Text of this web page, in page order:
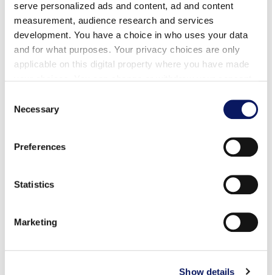
serve personalized ads and content, ad and content
measurement, audience research and services
development. You have a choice in who uses your data
and for what purposes. Your privacy choices are only
applicable on this digital property where you have made
the Privacy trigger icon.
Find out more about how your personal data is processed
and set your preferences in the
We use cookies to personalise content and ads, to
provide social media features and to analyse our traffic.
our social media, advertising and analytics partners who
provided to them or that they’ve collected from your use
Selection
Necessary
Preferences
Statistics
Marketing
Show details
Fotografia di matrimonio
*Puòessere utilizzato solo per promuovere
matrimoni
#J-105 Scarica ▾
*Puòessere utilizzato solo per promuovere